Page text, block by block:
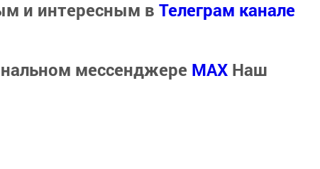
и интересным в Телеграм канале
мессенджере MАХ Наш